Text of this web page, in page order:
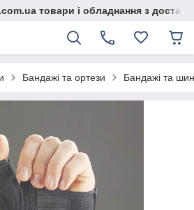
товари і обладнання з
Бандажі та ортези Бандажі та